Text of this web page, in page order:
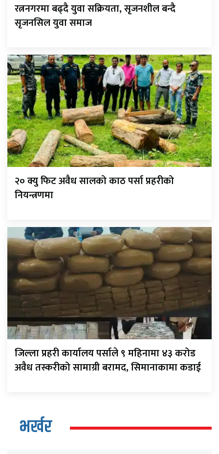
रत्ननगरमा बढ्दै युवा सक्रियता, सृजनशील बन्दै
सृजनसिल युवा समाज
२० क्यु फिट अवैध सालको काठ पर्सा प्रहरीको
नियन्त्रणमा
जिल्ला प्रहरी कार्यालय पर्साले ९ महिनामा ४३ करोड
अवैध तस्करीको सामाग्री बरामद, सिमानाकामा कडाई
भर्खर